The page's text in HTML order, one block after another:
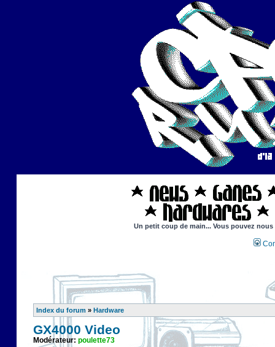
Un petit coup de main... Vous pouvez
Index du forum » Hardware
GX4000 Video
Modérateur: poulette73